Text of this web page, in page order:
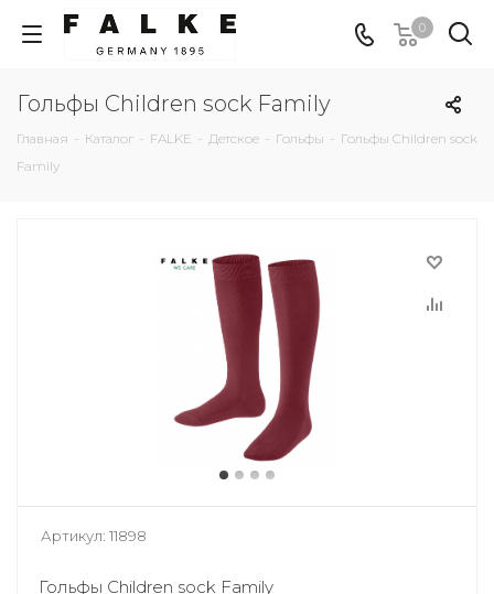
0
Гольфы Children sock Family
Главная - Каталог - FALKE - Детское - Гольфы - Гольфы Children sock
Family
Артикул: 11898
Гольфы Children sock Family